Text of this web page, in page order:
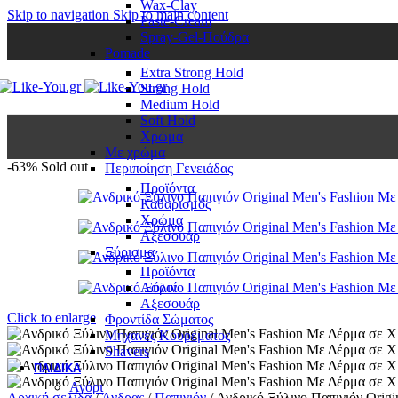
Skip to navigation Skip to main content
Wax-Clay
Paste-Cream
Spray-Gel-Πούδρα
Pomade
Extra Strong Hold
Strong Hold
Medium Hold
Soft Hold
Χρώμα
Με χρώμα
Περιποίηση Γενειάδας
Προϊόντα
Καθαρισμός
Χρώμα
Αξεσουάρ
Ξύρισμα
Προϊόντα
Αφροί
Αξεσουάρ
Φροντίδα Σώματος
Μηχανές Κουρέματος
Shavers
ΠΑΙΔΙΚΆ
Αγόρι
-63% Sold out
Click to enlarge